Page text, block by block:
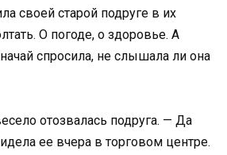
своей старой подруге в их
О погоде, о здоровье. А
спросила, не слышала ли она
отозвалась подруга. — Да
ее вчера в торговом центре.